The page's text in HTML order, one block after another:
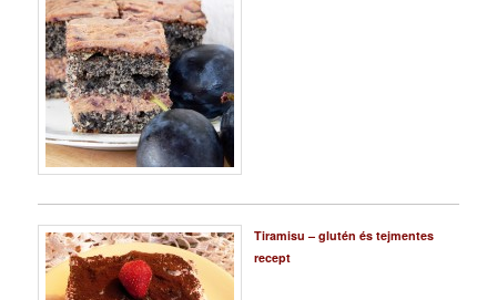
Tiramisu – glutén és tejmentes
recept